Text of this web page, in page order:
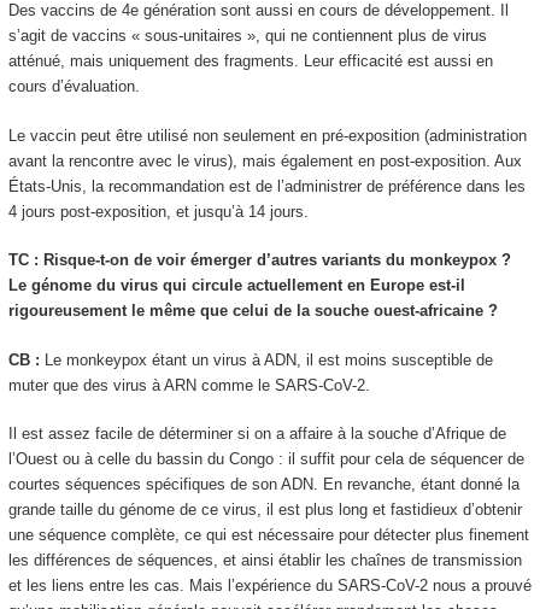
Des vaccins de 4egénération sont aussi en cours de développement. Il
s’agit de vaccins « sous-unitaires », qui ne contiennent plus de virus
atténué, mais uniquement des fragments. Leur efficacité est aussi en
cours d’évaluation.
Le vaccin peut être utilisé non seulement en pré-exposition (administration
avant la rencontre avec le virus), mais également en post-exposition. Aux
États-Unis, la recommandation est de l’administrer de préférence dans les
4 jours post-exposition, et jusqu’à 14 jours.
TC : Risque-t-on de voir émerger d’autres variants du monkeypox ?
Le génome du virus qui circule actuellement en Europe est-il
rigoureusement le même que celui de la souche ouest-africaine ?
CB : Le monkeypox étant un virus à ADN, il est moins susceptible de
muter que des virus à ARN comme le SARS-CoV-2.
Il est assez facile de déterminer si on a affaire à la souche d’Afrique de
l’Ouest ou à celle du bassin du Congo : il suffit pour cela de séquencer de
courtes séquences spécifiques de son ADN. En revanche, étant donné la
grande taille du génome de ce virus, il est plus long et fastidieux d’obtenir
une séquence complète, ce qui est nécessaire pour détecter plus finement
les différences de séquences, et ainsi établir les chaînes de transmission
et les liens entre les cas. Mais l’expérience du SARS-CoV-2 nous a prouvé